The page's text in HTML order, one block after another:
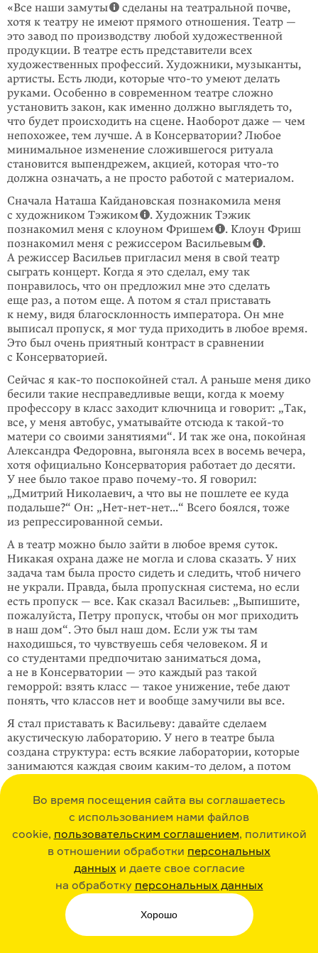
Во время посещения сайта вы соглашаетесь
с использованием нами файлов
cookie, пользовательским соглашением, политикой
в отношении обработки персональных
данных и даете свое согласие
на обработку персональных данных
Хорошо
«Все наши замуты
сделаны на театральной почве,
хотя к театру не имеют прямого отношения. Театр —
это завод по производству любой художественной
продукции. В театре есть представители всех
художественных профессий. Художники, музыканты,
артисты. Есть люди, которые что-то умеют делать
руками. Особенно в современном театре сложно
установить закон, как именно должно выглядеть то,
что будет происходить на сцене. Наоборот даже — чем
непохожее, тем лучше. А в Консерватории? Любое
минимальное изменение сложившегося ритуала
становится выпендрежем, акцией, которая что-то
должна означать, а не просто работой с материалом.
Сначала Наташа Кайдановская познакомила меня
с художником Тэжиком
. Художник Тэжик
познакомил меня с клоуном Фришем
. Клоун Фриш
познакомил меня с режиссером Васильевым
.
А режиссер Васильев пригласил меня в свой театр
сыграть концерт. Когда я это сделал, ему так
понравилось, что он предложил мне это сделать
еще раз, а потом еще. А потом я стал приставать
к нему, видя благосклонность императора. Он мне
выписал пропуск, я мог туда приходить в любое время.
Это был очень приятный контраст в сравнении
с Консерваторией.
Сейчас я как-то поспокойней стал. А раньше меня дико
бесили такие несправедливые вещи, когда к моему
профессору в класс заходит ключница и говорит: „Так,
все, у меня автобус, уматывайте отсюда к такой-то
матери со своими занятиями“. И так же она, покойная
Александра Федоровна, выгоняла всех в восемь вечера,
хотя официально Консерватория работает до десяти.
У нее было такое право почему-то. Я говорил:
„Дмитрий Николаевич, а что вы не пошлете ее куда
подальше?“ Он: „Нет-нет-нет...“ Всего боялся, тоже
из репрессированной семьи.
А в театр можно было зайти в любое время суток.
Никакая охрана даже не могла и слова сказать. У них
задача там была просто сидеть и следить, чтоб ничего
не украли. Правда, была пропускная система, но если
есть пропуск — все. Как сказал Васильев: „Выпишите,
пожалуйста, Петру пропуск, чтобы он мог приходить
в наш дом“. Это был наш дом. Если уж ты там
находишься, то чувствуешь себя человеком. Я и
со студентами предпочитаю заниматься дома,
а не в Консерватории — это каждый раз такой
геморрой: взять класс — такое унижение, тебе дают
понять, что классов нет и вообще замучили вы все.
Я стал приставать к Васильеву: давайте сделаем
акустическую лабораторию. У него в театре была
создана структура: есть всякие лаборатории, которые
занимаются каждая своим каким-то делом, а потом
они объединяются, когда нужно. Мне этот принцип
комбината очень понравился. У него там даже
иконописная мастерская была. Он пригревал
и коллекционировал интересных людей
из андеграунда. Герман Виноградов
у него одно
время там просто жил. Васильев подумал-
подумал и сказал: „Не. Акустическую не будем“. Тогда
я подождал некоторое время и снова стал приставать:
давайте сделаем музыкальную лабораторию. Васильев
говорит: „Мне надо подумать. Непонятно, что сейчас
будет с театром. У меня отношения с московскими
властями сложные“. Это произошло незадолго до его